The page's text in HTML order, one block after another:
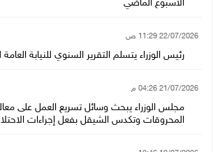
الأسبوع الماضي
22/07/2026 11:29 ص
رئيس الوزراء يتسلم التقرير السنوي للنيابة العامة لعام
21/07/2026 04:26 م
مجلس الوزراء يبحث وسائل تسريع العمل على
المحروقات وتكدس الشيقل بفعل إجراءات